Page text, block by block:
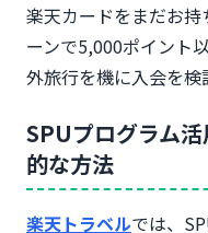
楽天カードをまだお
ーンで5,000ポイント
外旅行を機に入会を検
SPUプログラム
的な方法
楽天トラベルでは、